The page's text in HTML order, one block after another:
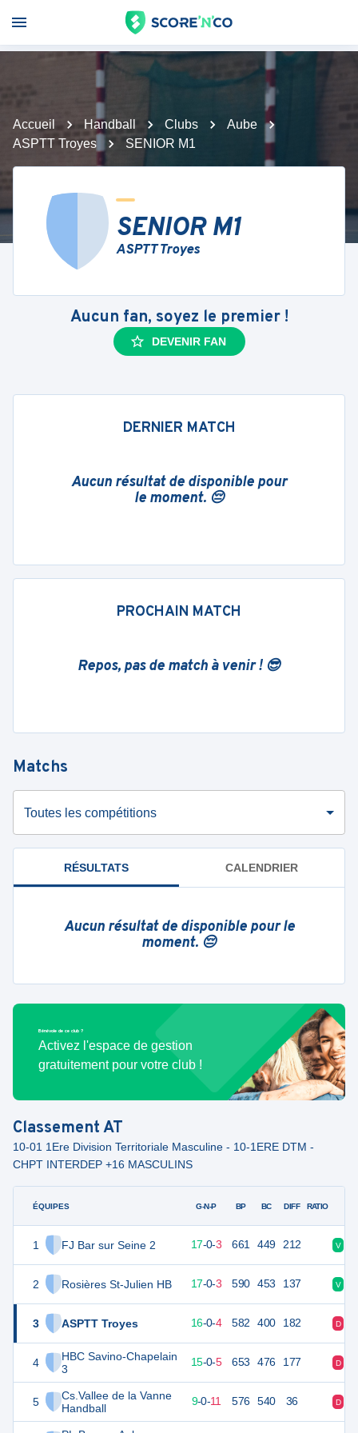
Accueil Handball Clubs
Aube
ASPTT Troyes
SENIOR M1
SENIOR M1
ASPTT Troyes
Aucun fan, soyez le premier !
DEVENIR FAN
DERNIER MATCH
Aucun résultat de disponible pour
le moment. 😔
PROCHAIN MATCH
Repos, pas de match à venir ! 😎
Matchs
Toutes les compétitions
RÉSULTATS CALENDRIER
Aucun résultat de disponible pour le
moment. 😔
Bénévole de ce club ?
Activez l'espace de gestion
gratuitement pour votre club !
ClassementAT
10-01 1Ere Division Territoriale Masculine - 10-1ERE DTM -
CHPT INTERDEP +16 MASCULINS
ÉQUIPES
1 FJ Bar sur Seine 2
2 Rosières St-Julien HB
3 ASPTT Troyes
4
HBC Savino-Chapelain
3
5
Cs.Vallee de la Vanne
Handball
G-N-P BP BC DIFF RATIO
54 17-0-3 661 449 212 V
54 20 17-0-3 590 453 137 V
16-0-4 582 400 182 D
50 20 15-0-5 653 476 177 D
38 20 9-0-11 576 540 36 D